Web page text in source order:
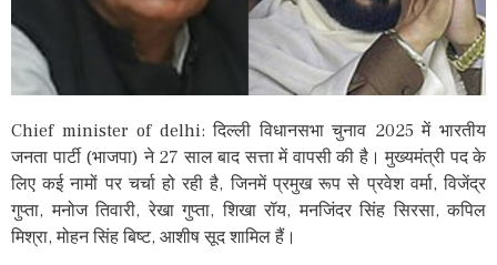
Chief minister of delhi: दिल्ली विधानसभा चुनाव 2025 में भारतीय
जनता पार्टी (भाजपा) ने 27 साल बाद सत्ता में वापसी की है। मुख्यमंत्री पद के
लिए कई नामों पर चर्चा हो रही है, जिनमें प्रमुख रूप से प्रवेश वर्मा, विजेंद्र
गुप्ता, मनोज तिवारी, रेखा गुप्ता, शिखा रॉय, मनजिंदर सिंह सिरसा, कपिल
मिश्रा, मोहन सिंह बिष्ट, आशीष सूद शामिल हैं।